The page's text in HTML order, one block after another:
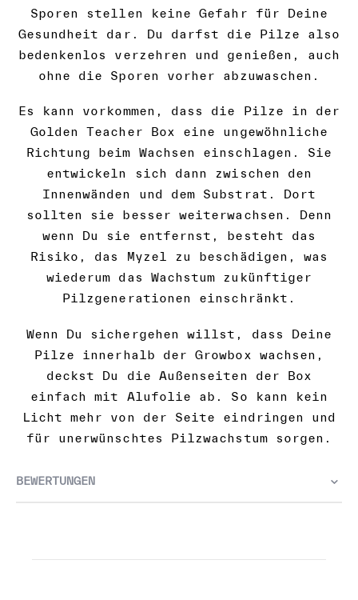
Sporen stellen keine Gefahr für Deine
Gesundheit dar. Du darfst die Pilze also
bedenkenlos verzehren und genießen, auch
ohne die Sporen vorher abzuwaschen.
Es kann vorkommen, dass die Pilze in der
Golden Teacher Box eine ungewöhnliche
Richtung beim Wachsen einschlagen. Sie
entwickeln sich dann zwischen den
Innenwänden und dem Substrat. Dort
sollten sie besser weiterwachsen. Denn
wenn Du sie entfernst, besteht das
Risiko, das Myzel zu beschädigen, was
wiederum das Wachstum zukünftiger
Pilzgenerationen einschränkt.
Wenn Du sichergehen willst, dass Deine
Pilze innerhalb der Growbox wachsen,
deckst Du die Außenseiten der Box
einfach mit Alufolie ab. So kann kein
Licht mehr von der Seite eindringen und
für unerwünschtes Pilzwachstum sorgen.
BEWERTUNGEN